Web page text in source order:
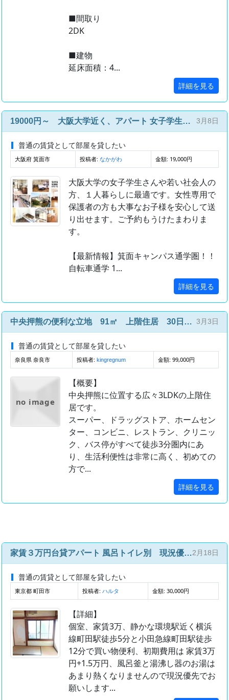
■間取り
2DK
■建物
延床面積：4...
詳細を見る
19000円～ 大阪大学近く、アパート 女子学生・女性専用 3月8日
普通の賃貸として部屋を貸したい
大阪府 箕面市 投稿者: なかがわ 金額: 19,000円
大阪大学の女子学生さんや若い社会人の
方、１人暮らしに最適です。女性専用で
保護者の方も大事なお子様を安心して送
り出せます。ご予約もうけたまわりま
す。
【最新情報】箕面キャンパス通学圏！！
自転車通学 1...
詳細を見る
中央押熊の便利な立地 91㎡ 上階住居 30日以上滞在可 ペット可 家具家電つき 事業利用可 3月3日
普通の賃貸として部屋を貸したい
奈良県 奈良市 投稿者: kingregnum 金額: 99,000円
no image
【概要】
中央押熊に位置する広々3LDKの上階住
居です。
スーパー、ドラッグストア、ホームセン
ター、コンビニ、レストラン、クリニッ
ク、バス停がすべて徒歩3分圏内にあ
り、生活利便性は非常に高く、初めての
方で...
詳細を見る
家賃３万円台貸アパート 風呂トイレ別 現況優先 6帖畳 JR横浜線町田駅徒歩５分の物件です2月18日
普通の賃貸として部屋を貸したい
東京都 町田市 投稿者: ハルタ 金額: 30,000円
【詳細】
個室、家賃3万、静かな環境駅近く横浜
線町田駅徒歩5分と小田急線町田駅徒歩
12分で買い物便利、初期費用は 家賃3万
円+1.5万円、風呂釜と湯沸し器のお湯は
あまり熱くなりませんので現況優先でお
願いします...